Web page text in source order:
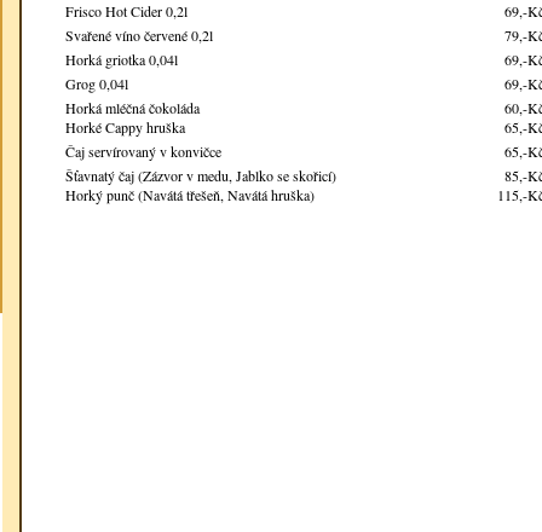
Frisco Hot Cider 0,2l
69,-
Svařené víno červené 0,2l
79,-
Horká griotka 0,04l
69,-
Grog 0,04l
69,-
Horká mléčná čokoláda
Horké Cappy hruška
60,-
65,-
Čaj servírovaný v konvičce
65,-
Šťavnatý čaj (Zázvor v medu, Jablko se skořicí)
Horký punč (Navátá třešeň, Navátá hruška)
85,-
115,-